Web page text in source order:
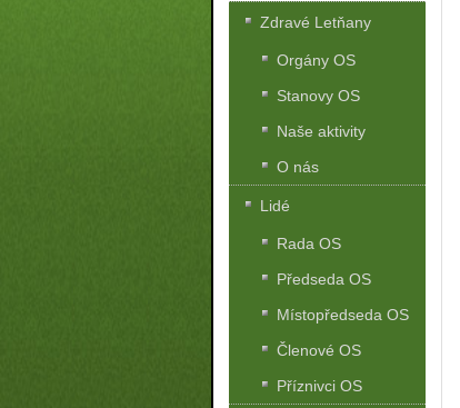
Zdravé Letňany
Orgány OS
Stanovy OS
Naše aktivity
O nás
Lidé
Rada OS
Předseda OS
Místopředseda OS
Členové OS
Příznivci OS